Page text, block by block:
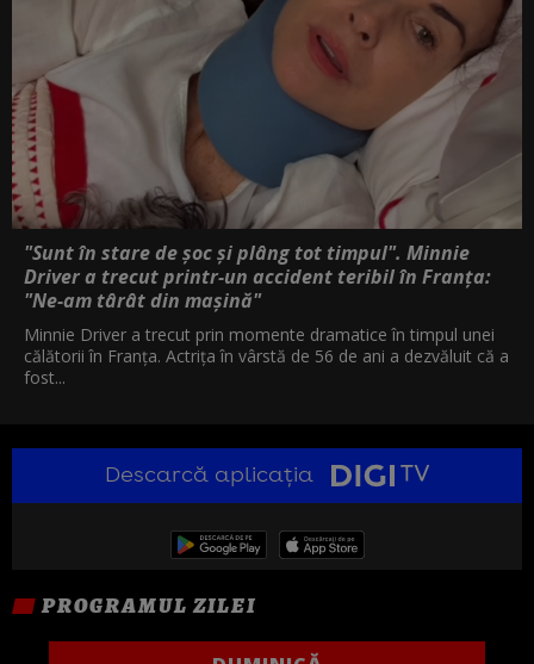
"Sunt în stare de șoc și plâng tot timpul". Minnie
Driver a trecut printr-un accident teribil în Franța:
"Ne-am târât din mașină"
Minnie Driver a trecut prin momente dramatice în timpul unei
călătorii în Franța. Actrița în vârstă de 56 de ani a dezvăluit că a
fost...
Descarcă aplicația
PROGRAMUL ZILEI